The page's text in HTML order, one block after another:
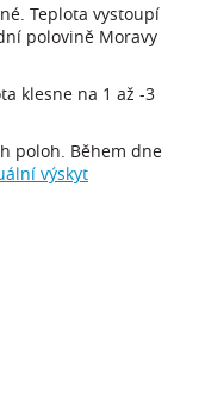
Teplota vystoupí
polovině Moravy
klesne na 1 až -3
poloh. Během dne
výskyt